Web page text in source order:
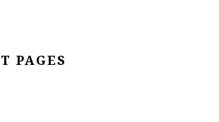
PAGES